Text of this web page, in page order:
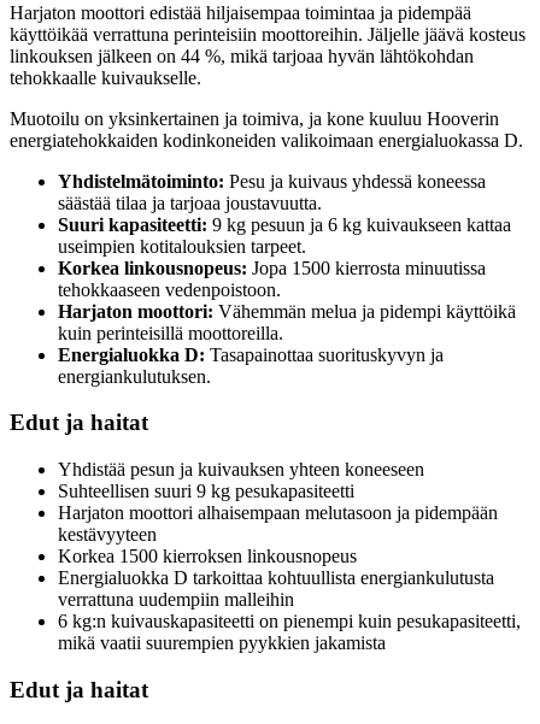
Harjaton moottori edistää hiljaisempaa toimintaa ja pidempää
käyttöikää verrattuna perinteisiin moottoreihin. Jäljelle jäävä kosteus
linkouksen jälkeen on 44 %, mikä tarjoaa hyvän lähtökohdan
tehokkaalle kuivaukselle.
Muotoilu on yksinkertainen ja toimiva, ja kone kuuluu Hooverin
energiatehokkaiden kodinkoneiden valikoimaan energialuokassa D.
Yhdistelmätoiminto: Pesu ja kuivaus yhdessä koneessa
säästää tilaa ja tarjoaa joustavuutta.
Suuri kapasiteetti: 9 kg pesuun ja 6 kg kuivaukseen kattaa
useimpien kotitalouksien tarpeet.
Korkea linkousnopeus: Jopa 1500 kierrosta minuutissa
tehokkaaseen vedenpoistoon.
Harjaton moottori: Vähemmän melua ja pidempi käyttöikä
kuin perinteisillä moottoreilla.
Energialuokka D: Tasapainottaa suorituskyvyn ja
energiankulutuksen.
Edut ja haitat
Yhdistää pesun ja kuivauksen yhteen koneeseen
Suhteellisen suuri 9 kg pesukapasiteetti
Harjaton moottori alhaisempaan melutasoon ja pidempään
kestävyyteen
Korkea 1500 kierroksen linkousnopeus
Energialuokka D tarkoittaa kohtuullista energiankulutusta
verrattuna uudempiin malleihin
6 kg:n kuivauskapasiteetti on pienempi kuin pesukapasiteetti,
mikä vaatii suurempien pyykkien jakamista
Edut ja haitat